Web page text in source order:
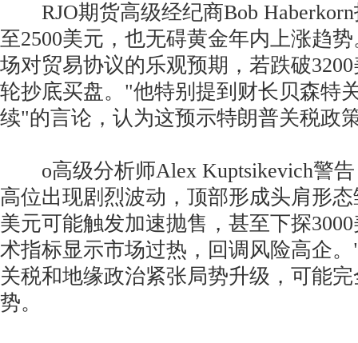
RJO期货高级经纪商Bob Haberkorn
至2500美元，也无碍黄金年内上涨趋
场对贸易协议的乐观预期，若跌破
轮抄底买盘。"他特别提到财长贝森特
续"的言论，认为这预示特朗普关税政
o高级分析师Alex Kuptsikevich警告
高位出现剧烈波动，顶部形成头肩形
美元可能触发加速抛售，甚至下探
术指标显示市场过热，回调风险高企
关税和地缘政治紧张局势升级，可能
势。